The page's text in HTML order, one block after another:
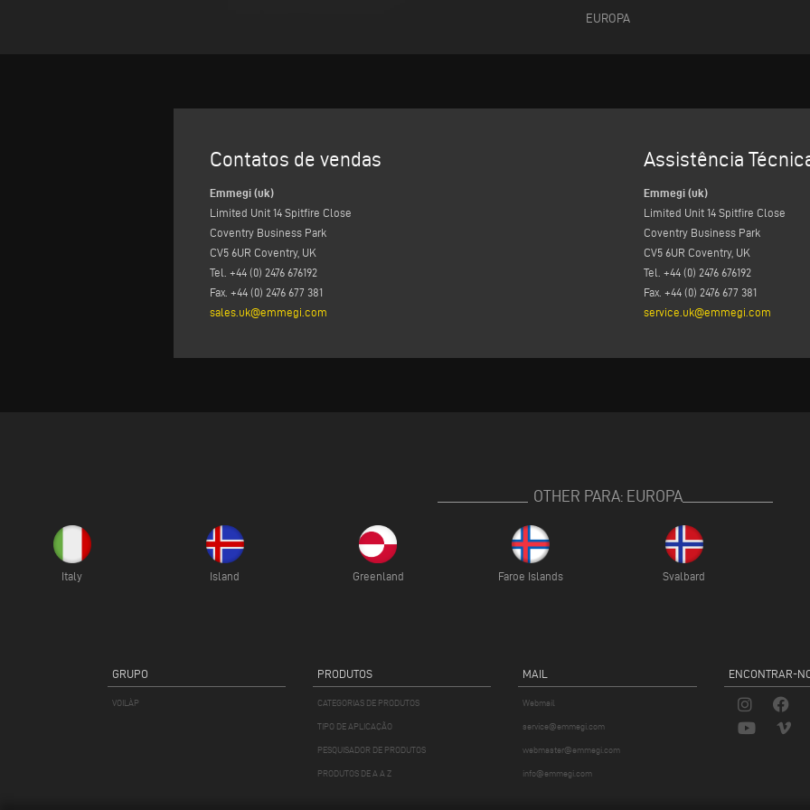
EUROPA
Contatos de vendas
Emmegi (uk)
Limited Unit 14 Spitfire Close
Coventry Business Park
CV5 6UR Coventry, UK
Tel. +44 (0) 2476 676192
Fax. +44 (0) 2476 677 381
sales.uk@emmegi.com
Assistência
Emmegi (uk)
Limited Unit 14 Spitfire Close
Coventry Business Park
CV5 6UR Coventry, UK
Tel. +44 (0) 2476 676192
Fax. +44 (0) 2476 677 381
service.uk@emmegi.com
OTHER PARA: EUROPA
Italy Island Greenland Faroe Islands Svalbard
GRUPO
VOILÀP
PRODUTOS
CATEGORIAS DE PRODUTOS
TIPO DE APLICAÇÃO
PESQUISADOR DE PRODUTOS
PRODUTOS DE A A Z
MAIL
Webmail
service@emmegi.com
webmaster@emmegi.com
info@emmegi.com
ENCONTRAR-